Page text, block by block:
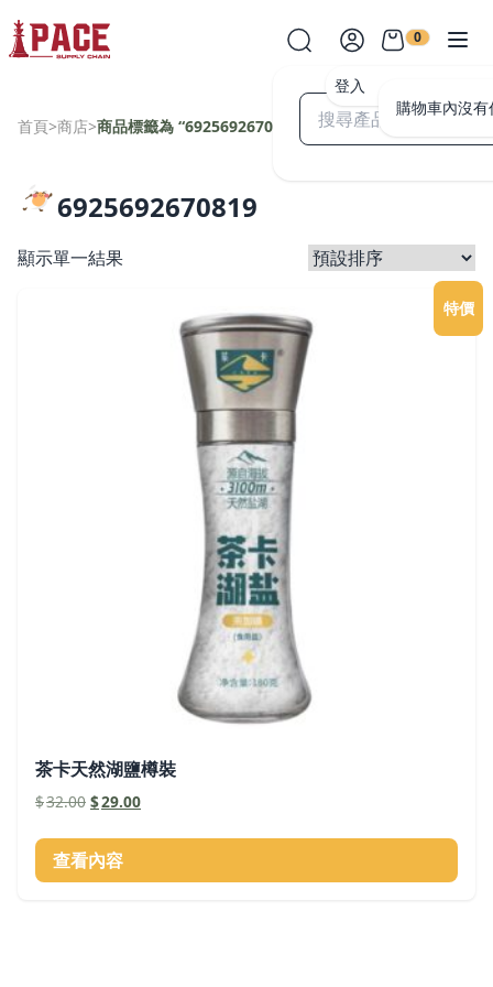
登入
0
購物車內沒
首頁>商店>商品標籤為 “6925692670819”
6925692670819
顯示單一結果
特價
茶卡天然湖鹽樽裝
$32.00 原
價
格：
$32.00。
$29.00目
價
$29.00。
查看內容